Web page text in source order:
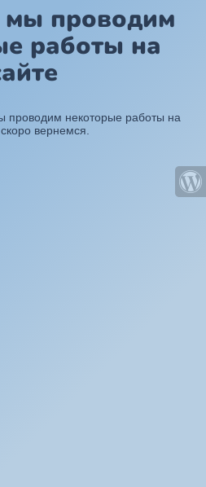
мы проводим
работы на
проводим некоторые работы на
вернемся.